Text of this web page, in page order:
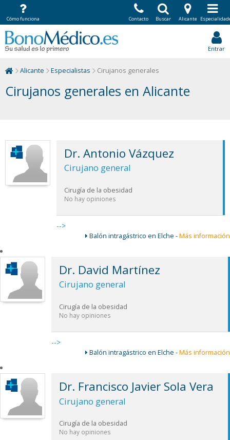
Entrar
Alicante Especialistas Cirujanos generales
Cirujanos generales en Alicante
Dr. Antonio Vázquez
Cirujano general
Cirugía de la obesidad
No hay opiniones
-->
Balón intragástrico en Elche -Más información
Dr. David Martínez
Cirujano general
Cirugía de la obesidad
No hay opiniones
-->
Balón intragástrico en Elche -Más información
Dr. Francisco Javier Sola Vera
Cirujano general
Cirugía de la obesidad
No hay opiniones
Cómo funciona Contacto Buscar Alicante